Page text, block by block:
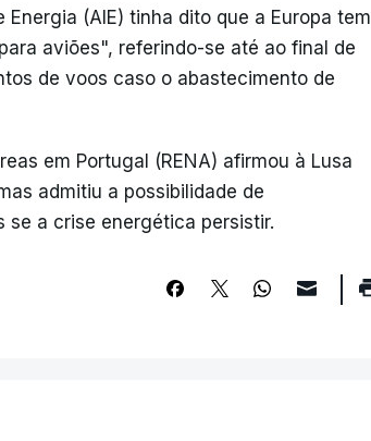
(AIE) tinha dito que a Europa tem
aviões", referindo-se até ao final de
de voos caso o abastecimento de
em Portugal (RENA) afirmou à Lusa
admitiu a possibilidade de
se a crise energética persistir.